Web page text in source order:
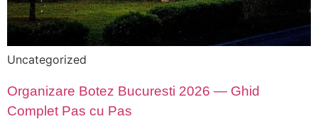
Uncategorized
Organizare Botez Bucuresti 2026 — Ghid
Complet Pas cu Pas